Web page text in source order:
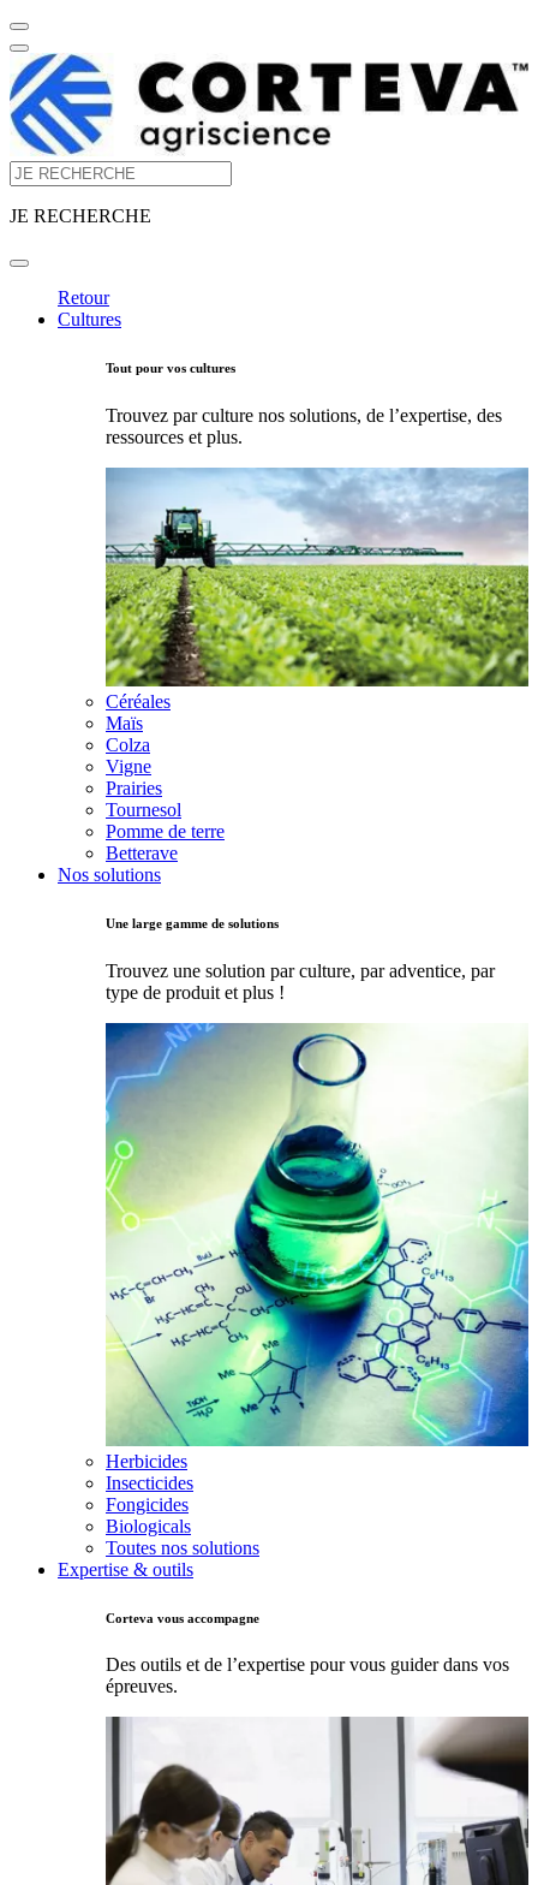
JE RECHERCHE
Retour
Cultures
Tout pour vos cultures
Trouvez par culture nos solutions, de l’expertise, des
ressources et plus.
Céréales
Maïs
Colza
Vigne
Prairies
Tournesol
Pomme de terre
Betterave
Nos solutions
Une large gamme de solutions
Trouvez une solution par culture, par adventice, par
type de produit et plus !
Herbicides
Insecticides
Fongicides
Biologicals
Toutes nos solutions
Expertise & outils
Corteva vous accompagne
Des outils et de l’expertise pour vous guider dans vos
épreuves.